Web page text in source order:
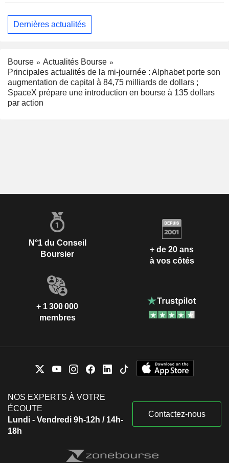
Dernières actualités
Bourse
Actualités Bourse
Principales actualités de la mi-journée : Alphabet porte son
augmentation de capital à 84,75 milliards de dollars ;
SpaceX prépare une introduction en bourse à 135 dollars
par action
N°1 du Conseil
Boursier
+ de 20 ans
à vos côtés
+ 1 300 000
membres
NOS EXPERTS À VOTRE
ÉCOUTE
Lundi - Vendredi 9h-12h / 14h-
18h
Contactez-nous